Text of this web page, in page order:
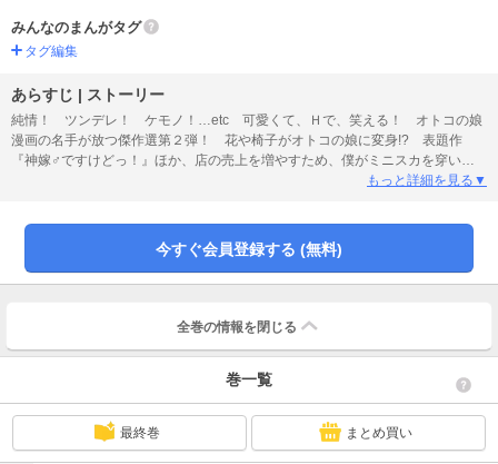
みんなのまんがタグ
タグ編集
あらすじ | ストーリー
純情！ ツンデレ！ ケモノ！…etc 可愛くて、Ｈで、笑える！ オトコの娘
漫画の名手が放つ傑作選第２弾！ 花や椅子がオトコの娘に変身!? 表題作
『神嫁♂ですけどっ！』ほか、店の売上を増やすため、僕がミニスカを穿いて
マネキンに!?『マネキンさん赤面中！』、留学生にセーラー服を着せて、日本
バーワンオトコの娘が、仕返しにあって辱め…!?『一番が好き』、言うこと聞
かない悪い子犬（オトコの娘）にはエッチな訓練！『弱い犬ほどよく吠える』
など、選り抜きの短編４本を収録!!
もっと詳細を見る▼
今すぐ会員登録する (無料)
全巻の情報を 閉じる
巻一覧
最終巻 まとめ買い